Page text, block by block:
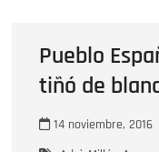
Pueblo
tiñó de
14 noviembre, 2016